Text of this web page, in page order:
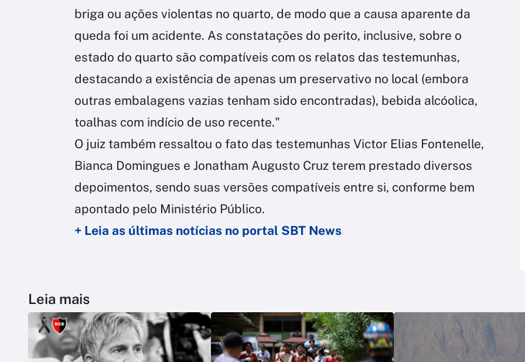
briga ou ações violentas no quarto, de modo que a causa aparente da
queda foi um acidente. As constatações do perito, inclusive, sobre o
estado do quarto são compatíveis com os relatos das testemunhas,
destacando a existência de apenas um preservativo no local (embora
outras embalagens vazias tenham sido encontradas), bebida alcóolica,
toalhas com indício de uso recente."
O juiz também ressaltou o fato das testemunhas Victor Elias Fontenelle,
Bianca Domingues e Jonatham Augusto Cruz terem prestado diversos
depoimentos, sendo suas versões compatíveis entre si, conforme bem
apontado pelo Ministério Público.
+ Leia as últimas notícias no portal SBT News
Leia mais